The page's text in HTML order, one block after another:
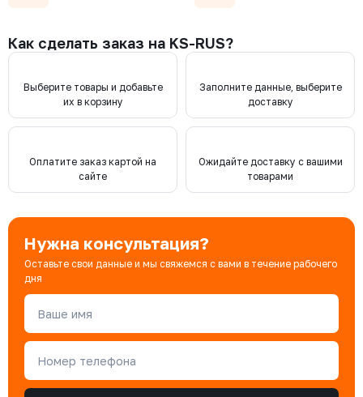
Как сделать заказ на KS-RUS?
Выберите товары и добавьте
их в корзину
Заполните данные, выберите
доставку
Оплатите заказ картой на
сайте
Ожидайте доставку с вашими
товарами
Нужна консультация?
Оставьте свои данные и мы свяжемся с вами в течение рабочего
дня
Ваше имя
Номер телефона